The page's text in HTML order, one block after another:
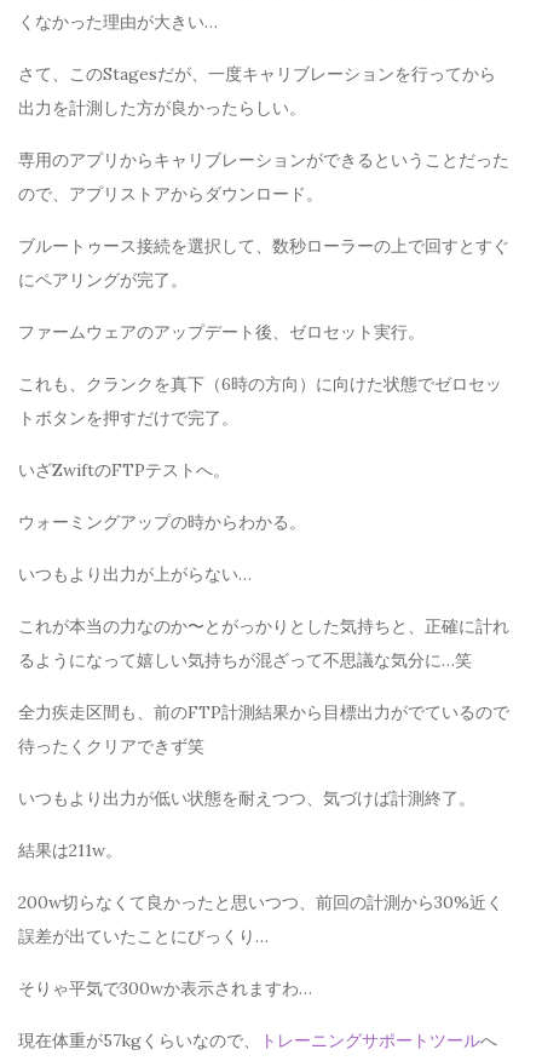
くなかった理由が大きい…
さて、このStagesだが、一度キャリブレーションを行ってから
出力を計測した方が良かったらしい。
専用のアプリからキャリブレーションができるということだった
ので、アプリストアからダウンロード。
ブルートゥース接続を選択して、数秒ローラーの上で回すとすぐ
にペアリングが完了。
ファームウェアのアップデート後、ゼロセット実行。
これも、クランクを真下（6時の方向）に向けた状態でゼロセッ
トボタンを押すだけで完了。
いざZwiftのFTPテストへ。
ウォーミングアップの時からわかる。
いつもより出力が上がらない…
これが本当の力なのか〜とがっかりとした気持ちと、正確に計れ
るようになって嬉しい気持ちが混ざって不思議な気分に…笑
全力疾走区間も、前のFTP計測結果から目標出力がでているので
待ったくクリアできず笑
いつもより出力が低い状態を耐えつつ、気づけば計測終了。
結果は211w。
200w切らなくて良かったと思いつつ、前回の計測から30%近く
誤差が出ていたことにびっくり…
そりゃ平気で300wか表示されますわ…
現在体重が57kgくらいなので、 トレーニングサポートツールへ